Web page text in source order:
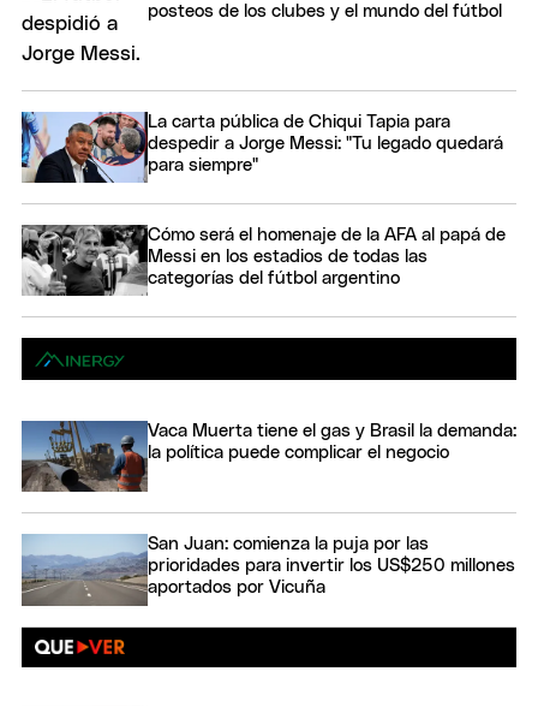
posteos de los clubes y el mundo del fútbol
La carta pública de Chiqui Tapia para
despedir a Jorge Messi: "Tu legado quedará
para siempre"
Cómo será el homenaje de la AFA al papá de
Messi en los estadios de todas las
categorías del fútbol argentino
Vaca Muerta tiene el gas y Brasil la demanda:
la política puede complicar el negocio
San Juan: comienza la puja por las
prioridades para invertir los US$250 millones
aportados por Vicuña